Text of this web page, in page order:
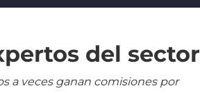
del sector
a veces ganan comisiones por